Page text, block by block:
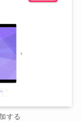
する